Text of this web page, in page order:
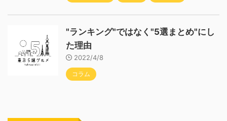
"ランキング"ではなく"5選まとめ"にし
た理由
2022/4/8
コラム